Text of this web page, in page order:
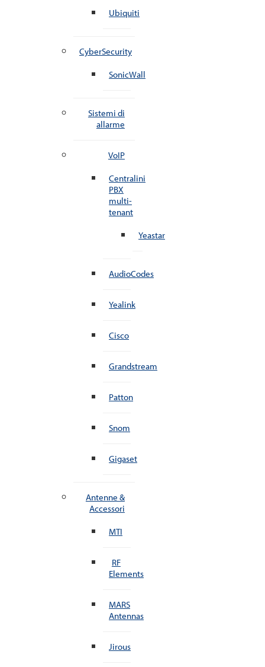
Ubiquiti
CyberSecurity
SonicWall
Sistemi di
allarme
VoIP
Centralini
PBX
multi-
tenant
Yeastar
AudioCodes
Yealink
Cisco
Grandstream
Patton
Snom
Gigaset
Antenne &
Accessori
MTI
RF
Elements
MARS
Antennas
Jirous